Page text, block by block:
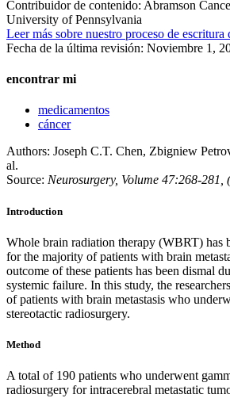
Contribuidor de contenido: Abramson
University of Pennsylvania
Leer más sobre nuestro proceso de escritura
Fecha de la última revisión: Noviembre 1,
encontrar mi
medicamentos
cáncer
Authors: Joseph C.T. Chen, Zbigniew
al.
Source: Neurosurgery, Volume 47:268-281,
Introduction
Whole brain radiation therapy (WBRT) has
for the majority of patients with brain
outcome of these patients has been dismal
systemic failure. In this study, the
of patients with brain metastasis who
stereotactic radiosurgery.
Method
A total of 190 patients who underwent
radiosurgery for intracerebral metastatic